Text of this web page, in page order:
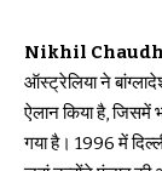
Nikhil
ऑस्ट्रेलिया ने
ऐलान किया है, जिसमें
गया है। 1996 में